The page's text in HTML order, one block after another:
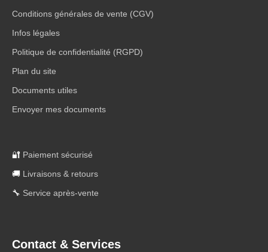
Conditions générales de vente (CGV)
Infos légales
Politique de confidentialité (RGPD)
Plan du site
Documents utiles
Envoyer mes documents
🔐 Paiement sécurisé
🚚 Livraisons & retours
🔧 Service après-vente
Contact & Services